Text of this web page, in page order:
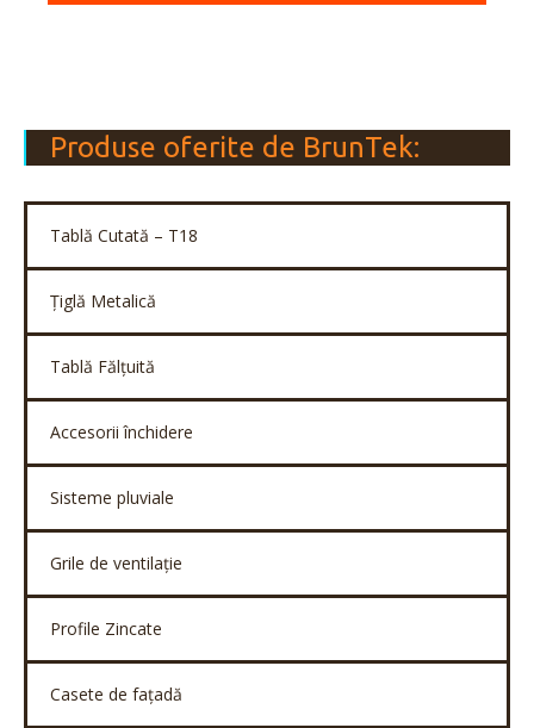
Produse oferite de BrunTek:
Tablă Cutată – T18
Țiglă Metalică
Tablă Fălțuită
Accesorii închidere
Sisteme pluviale
Grile de ventilație
Profile Zincate
Casete de fațadă